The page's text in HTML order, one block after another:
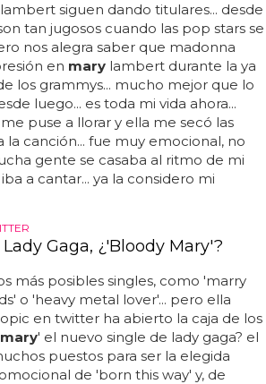
siguen dando titulares... desde
tan jugosos cuando las pop stars se
nos alegra saber que madonna
en marylambert durante la ya
los grammys... mucho mejor que lo
luego... es toda mi vida ahora...
puse a llorar y ella me secó las
la canción... fue muy emocional, no
gente se casaba al ritmo de mi
a cantar... ya la considero mi
Gaga, ¿'Bloody Mary'?
más posibles singles, como 'marry
o 'heavy metal lover'... pero ella
en twitter ha abierto la caja de los
mary' el nuevo single de lady gaga? el
puestos para ser la elegida
de 'born this way' y, de